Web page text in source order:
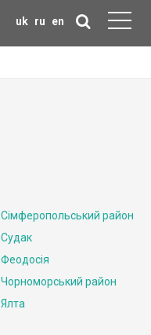
uk ru en
Сімферопольський район
Судак
Феодосія
Чорноморський район
Ялта